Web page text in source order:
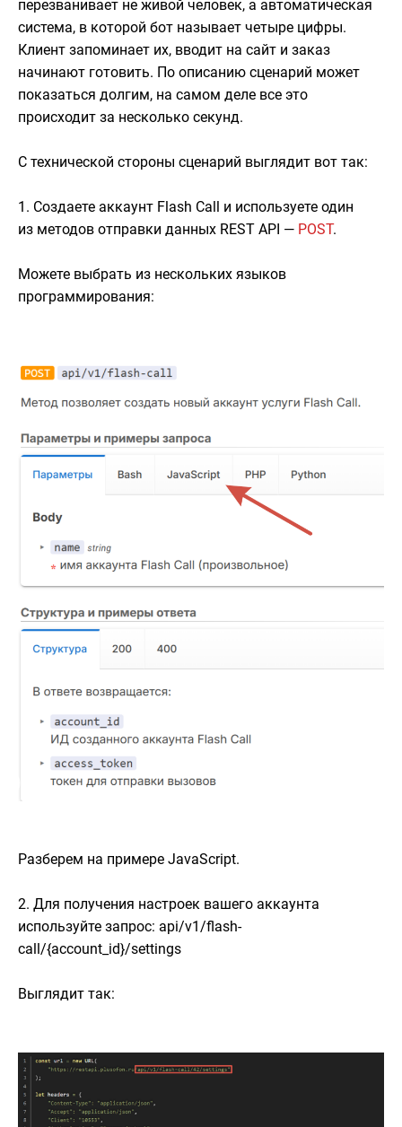
перезванивает не живой человек, а автоматическая
система, в которой бот называет четыре цифры.
Клиент запоминает их, вводит на сайт и заказ
начинают готовить. По описанию сценарий может
показаться долгим, на самом деле все это
происходит за несколько секунд.
С технической стороны сценарий выглядит вот так:
1. Создаете аккаунт Flash Call и используете один
из методов отправки данных REST API — POST.
Можете выбрать из нескольких языков
программирования:
Разберем на примере JavaScript.
2. Для получения настроек вашего аккаунта
используйте запрос: api/v1/flash-
call/{account_id}/settings
Выглядит так: